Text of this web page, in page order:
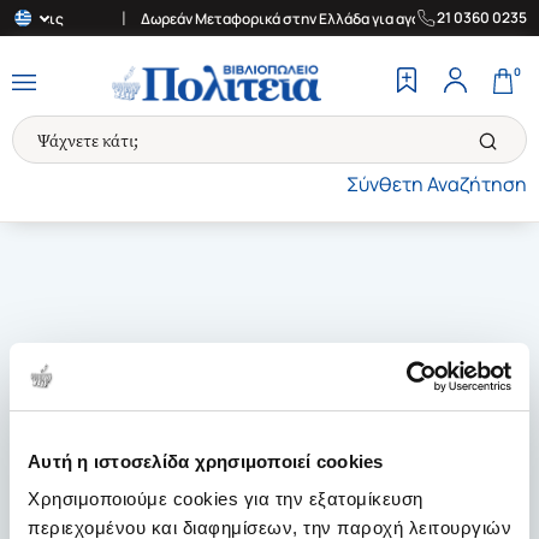
Αυτή η ιστοσελίδα χρησιμοποιεί cookies
Χρησιμοποιούμε cookies για την εξατομίκευση
περιεχομένου και διαφημίσεων, την παροχή λειτουργιών
δόσεις Δωρεάν Μεταφορικά στην Ελλάδα για αγορές άνω των 30€
21 0360 0235
Σύνθετη Αναζήτηση
0